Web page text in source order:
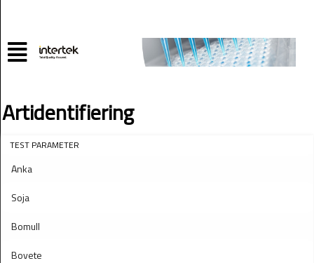
Artidentifiering
TEST PARAMETER
Anka
Soja
Bomull
Bovete